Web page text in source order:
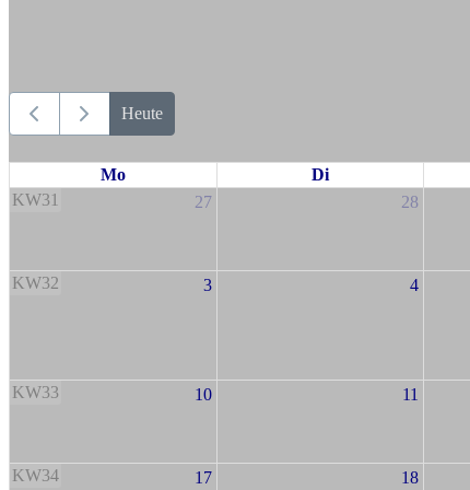
Heute
Mo Di
KW31
27 28
KW32 3 4
KW33 10 11
KW34 17 18